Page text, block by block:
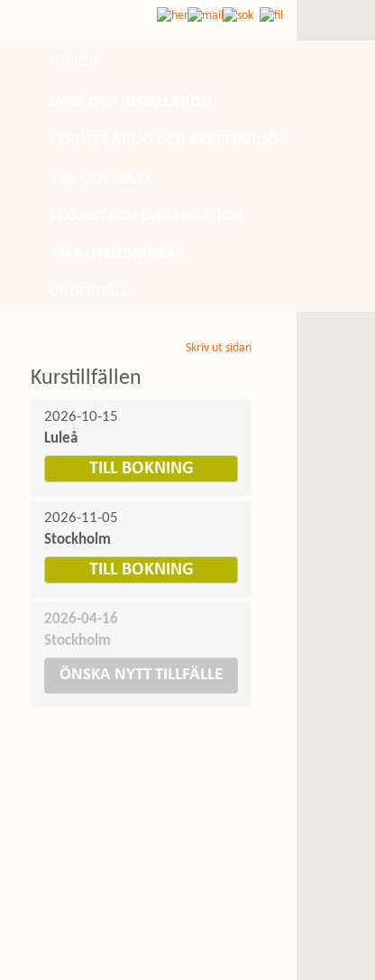
Skriv ut sidan
Kurstillfällen
2026-10-15
Luleå
TILL BOKNING
2026-11-05
Stockholm
TILL BOKNING
2026-04-16
Stockholm
ÖNSKA NYTT TILLFÄLLE